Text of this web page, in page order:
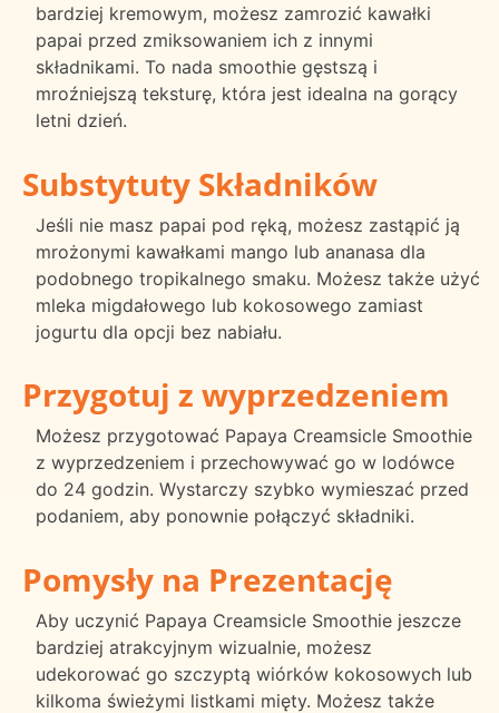
bardziej kremowym, możesz zamrozić kawałki
papai przed zmiksowaniem ich z innymi
składnikami. To nada smoothie gęstszą i
mroźniejszą teksturę, która jest idealna na gorący
letni dzień.
Substytuty Składników
Jeśli nie masz papai pod ręką, możesz zastąpić ją
mrożonymi kawałkami mango lub ananasa dla
podobnego tropikalnego smaku. Możesz także użyć
mleka migdałowego lub kokosowego zamiast
jogurtu dla opcji bez nabiału.
Przygotuj z wyprzedzeniem
Możesz przygotować Papaya Creamsicle Smoothie
z wyprzedzeniem i przechowywać go w lodówce
do 24 godzin. Wystarczy szybko wymieszać przed
podaniem, aby ponownie połączyć składniki.
Pomysły na Prezentację
Aby uczynić Papaya Creamsicle Smoothie jeszcze
bardziej atrakcyjnym wizualnie, możesz
udekorować go szczyptą wiórków kokosowych lub
kilkoma świeżymi listkami mięty. Możesz także